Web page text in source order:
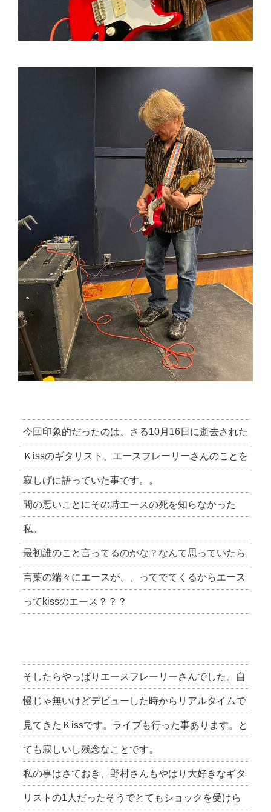
今回印象的だったのは、さる10月16日に逝去された
Ｋissのギタリスト、エースフレーリーさんのことを
寂しげに語っていた事です。。
間の悪いことにその時エースの死を知らなかった
私。
最初誰のこと言ってるのかな？なんて思っていたら
言葉の端々にエースが、、ってでてくるからエース
ってkissのエース？？？
そしたらやっぱりエースフレーリーさんでした。自
慢じゃ無いけどデビューした時からリアルタイムで
見てきたＫissです。ライブも行った事あります。と
ても寂しいし残念なことです。
私の事はさておき、野村さんもやはり大好きなギタ
リストの1人だったそうでとてもショックを受けら